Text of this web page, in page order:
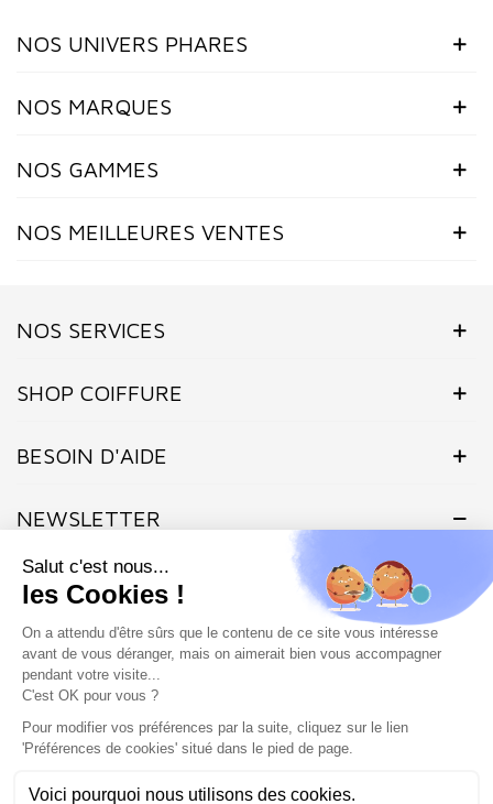
NOS UNIVERS PHARES
NOS MARQUES
NOS GAMMES
NOS MEILLEURES VENTES
NOS SERVICES
SHOP COIFFURE
BESOIN D'AIDE
NEWSLETTER
Inscrivez-vous dès maintenant à notre Newsletter et recevez en
exclusivité nos offres flashs, promotions et actualités.
Site protégé par reCAPTCHA.
Marchand approuvé par la Société des Avis Garantis, cliquez ici pour
vérifier.